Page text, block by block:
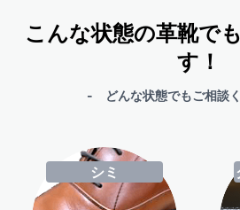
こんな状態の革靴でも
す！
- どんな状態でもご相談
シミ